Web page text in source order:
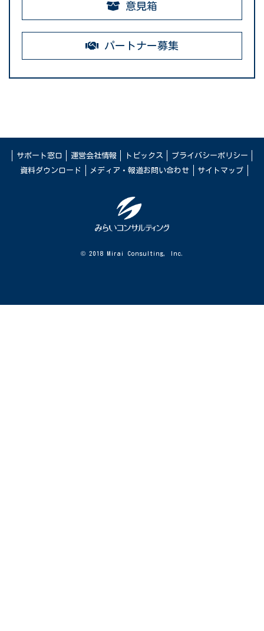
意見箱
パートナー募集
サポート窓口 運営会社情報 トピックス
プライバシーポリシー
資料ダウンロード
メディア・報道お問い合わせ サイトマップ
© 2018 Mirai Consulting, Inc.